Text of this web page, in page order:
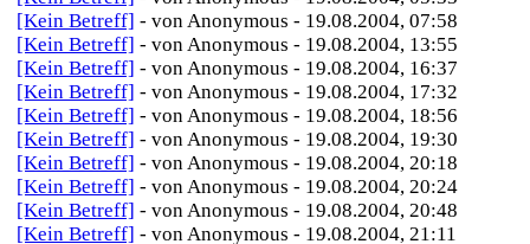
[Kein Betreff] - von Anonymous - 19.08.2004, 07:58
[Kein Betreff] - von Anonymous - 19.08.2004, 13:55
[Kein Betreff] - von Anonymous - 19.08.2004, 16:37
[Kein Betreff] - von Anonymous - 19.08.2004, 17:32
[Kein Betreff] - von Anonymous - 19.08.2004, 18:56
[Kein Betreff] - von Anonymous - 19.08.2004, 19:30
[Kein Betreff] - von Anonymous - 19.08.2004, 20:18
[Kein Betreff] - von Anonymous - 19.08.2004, 20:24
[Kein Betreff] - von Anonymous - 19.08.2004, 20:48
[Kein Betreff] - von Anonymous - 19.08.2004, 21:11